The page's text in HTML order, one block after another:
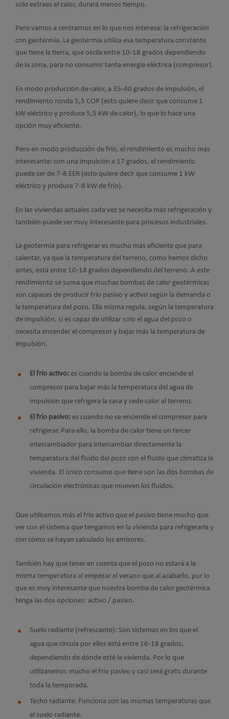
solo extraes el calor, durará menos tiempo.
Pero vamos a centrarnos en lo que nos interesa: la refrigeración
con geotermia. La geotermia utiliza esa temperatura constante
que tiene la tierra, que oscila entre 10-18 grados dependiendo
de la zona, para no consumir tanta energía eléctrica (compresor).
En modo producción de calor, a 35-40 grados de impulsión, el
rendimiento ronda 5,5 COP (esto quiere decir que consume 1
kW eléctrico y produce 5,5 kW de calor), lo que lo hace una
opción muy eficiente.
Pero en modo producción de frío, el rendimiento es mucho más
interesante: con una impulsión a 17 grados, el rendimiento
puede ser de 7-8 EER (esto quiere decir que consume 1 kW
eléctrico y produce 7-8 kW de frío).
En las viviendas actuales cada vez se necesita más refrigeración y
también puede ser muy interesante para procesos industriales.
La geotermia para refrigerar es mucho más eficiente que para
calentar, ya que la temperatura del terreno, como hemos dicho
antes, está entre 10-18 grados dependiendo del terreno. A este
rendimiento se suma que muchas bombas de calor geotérmicas
son capaces de producir frío pasivo y activo según la demanda o
la temperatura del pozo. Ella misma regula, según la temperatura
de impulsión, si es capaz de utilizar solo el agua del pozo o
necesita encender el compresor y bajar más la temperatura de
impulsión.
El frío activo: es cuando la bomba de calor enciende el
compresor para bajar más la temperatura del agua de
impulsión que refrigera la casa y cede calor al terreno.
El frío pasivo: es cuando no se enciende el compresor para
refrigerar. Para ello, la bomba de calor tiene un tercer
intercambiador para intercambiar directamente la
temperatura del fluido del pozo con el fluido que climatiza la
vivienda. El único consumo que tiene son las dos bombas de
circulación electrónicas que mueven los fluidos.
Que utilicemos más el frío activo que el pasivo tiene mucho que
ver con el sistema que tengamos en la vivienda para refrigerarla y
con cómo se hayan calculado los emisores.
También hay que tener en cuenta que el pozo no estará a la
misma temperatura al empezar el verano que al acabarlo, por lo
que es muy interesante que nuestra bomba de calor geotérmica
tenga las dos opciones: activo / pasivo.
Suelo radiante (refrescante): Son sistemas en los que el
agua que circula por ellos está entre 16-18 grados,
dependiendo de dónde esté la vivienda. Por lo que
utilizaremos mucho el frío pasivo y casi será gratis durante
toda la temporada.
Techo radiante: Funciona con las mismas temperaturas que
el suelo radiante.